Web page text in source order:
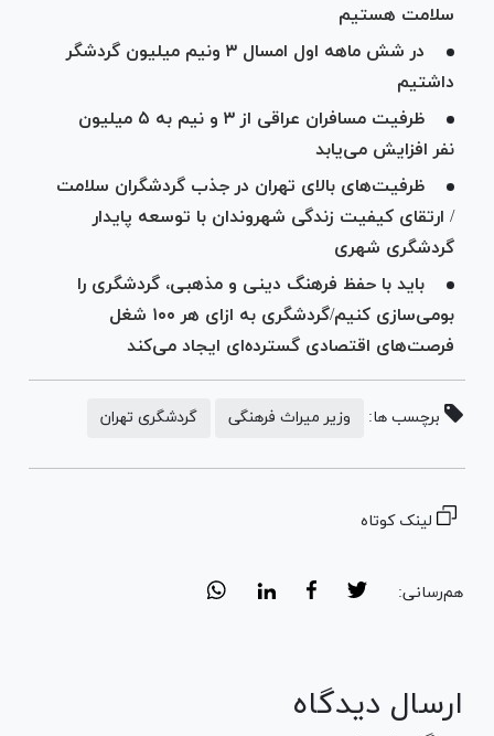
سلامت هستیم
در شش ماهه اول امسال ۳ ونیم میلیون گردشگر
داشتیم
ظرفیت مسافران عراقی از ۳ و نیم به ۵ میلیون
نفر افزایش می‌یابد
ظرفیت‌های بالای تهران در جذب گردشگران سلامت
/ ارتقای کیفیت زندگی شهروندان با توسعه پایدار
گردشگری شهری
باید با حفظ فرهنگ دینی و مذهبی، گردشگری را
بومی‌سازی کنیم/گردشگری به ازای هر ۱۰۰ شغل
فرصت‌های اقتصادی گسترده‌ای ایجاد می‌کند
برچسب ها: وزیر میراث فرهنگی گردشگری تهران
لینک کوتاه
هم‌رسانی:
ارسال دیدگاه